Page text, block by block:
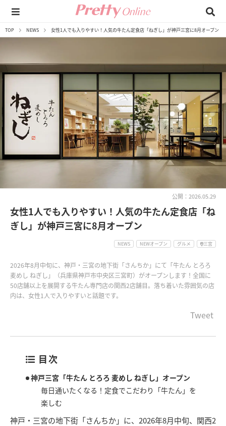
TOP NEWS 女性1人でも入りやすい！人気の牛たん定食店「ねぎし」が神戸三宮に8月オープン
公開：2026.05.29
女性1人でも入りやすい！人気の牛たん定食店「ね
ぎし」が神戸三宮に8月オープン
NEWS NEWオープン グルメ 三宮
2026年8月中旬に、神戸・三宮の地下街「さんちか」にて「牛たん とろろ
麦めし ねぎし」（兵庫県神戸市中央区三宮町）がオープンします！全国に
50店舗以上を展開する牛たん専門店の関西2店舗目。落ち着いた雰囲気の店
内は、女性1人で入りやすいと話題です。
Tweet
目次
神戸三宮「牛たん とろろ 麦めし ねぎし」オープン
毎日通いたくなる！定食でこだわり「牛たん」を
楽しむ
神戸・三宮の地下街「さんちか」に、2026年8月中旬、関西2